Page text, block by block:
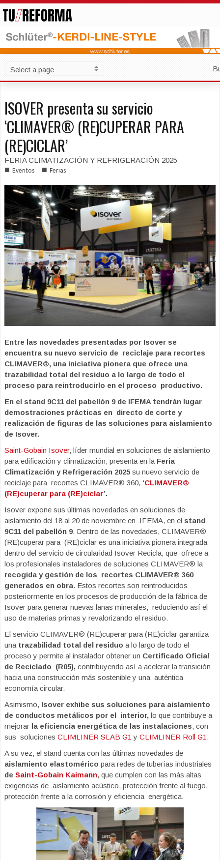
ISOVER presenta su servicio
‘CLIMAVER® (RE)CUPERAR PARA
(RE)CICLAR’
FERIA CLIMATIZACIÓN Y REFRIGERACIÓN 2025
■ Eventos ■ Ferias
Entre las novedades presentadas por Isover se
encuentra su nuevo servicio de reciclaje para recortes
CLIMAVER®, una iniciativa pionera que ofrece una
trazabilidad total del residuo a lo largo de todo el
proceso para reintroducirlo en el proceso productivo.
En el stand 9C11 del pabellón 9 de IFEMA tendrán lugar
demostraciones prácticas en directo de corte y
realización de figuras de las soluciones para aislamiento
de Isover.
Saint-Gobain Isover, líder mundial en soluciones de aislamiento
para edificación y climatización, presenta en la Feria
Climatización y Refrigeración 2025 su nuevo servicio de
reciclaje para recortes CLIMAVER® 360, ‘CLIMAVER®
(RE)cuperar para (RE)ciclar’.
Isover expone sus últimas novedades en soluciones de
aislamiento del 18 al 20 de noviembre en IFEMA, en el stand
9C11 del pabellón 9. Dentro de las novedades, CLIMAVER®
(RE)cuperar para (RE)ciclar es una iniciativa pionera integrada
dentro del servicio de circularidad Isover Recicla, que ofrece a
los profesionales instaladores de soluciones CLIMAVER® la
recogida y gestión de los recortes CLIMAVER® 360
generados en obra. Estos recortes son reintroducidos
posteriormente en los procesos de producción de la fábrica de
Isover para generar nuevas lanas minerales, reduciendo así el
uso de materias primas y revalorizando el residuo.
El servicio CLIMAVER® (RE)cuperar para (RE)ciclar garantiza
una trazabilidad total del residuo a lo largo de todo el
proceso y permite al instalador obtener un Certificado Oficial
de Reciclado (R05), contribuyendo así a acelerar la transición
hacia una construcción más sostenible y una auténtica
economía circular.
Asimismo, Isover exhibe sus soluciones para aislamiento
de conductos metálicos por el interior, lo que contribuye a
mejorar la eficiencia energética de las instalaciones, con
sus soluciones CLIMLINER SLAB G1y CLIMLINER Roll G1 .
A su vez, el stand cuenta con las últimas novedades de
aislamiento elastomérico para redes de tuberías industriales
de Saint-Gobain Kaimann, que cumplen con las más altas
exigencias de aislamiento acústico, protección frente al fuego,
protección frente a la corrosión y eficiencia energética.